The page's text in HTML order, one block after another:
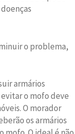
o problema,
armários
o mofo deve
O morador
os armários